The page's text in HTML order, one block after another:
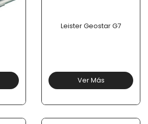
Leister Geostar G7
Ver Más